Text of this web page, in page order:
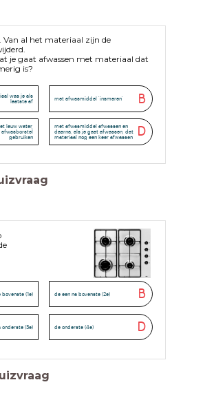
Van al het materiaal zijn de
je gaat afwassen met materiaal dat
is?
was je als
laatste af
B
met afwasmiddel 'insmeren'
lauw water,
afwasborstel
gebruiken
D
met afwasmiddel afwassen en
daarna, als je gaat afwassen, dat
materiaal nog een keer afwassen
bovenste (1e) B
de een na bovenste (2e)
onderste (3e) D
de onderste (4e)